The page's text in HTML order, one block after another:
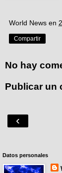
World News en
Compartir
No hay
Publicar un
‹
Datos personales